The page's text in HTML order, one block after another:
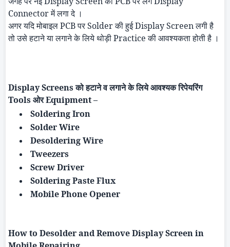
Connectorमें लगा दे ।
अगर यदि मोबाइलPCBपरSolderकी हुईDisplay Screenलगी है
तो उसे हटाने या लगाने के लिये थोड़ीPracticeकी आवश्यकता होती है ।
Display Screensको हटाने व लगाने के लिये आवश्यक रिपेयरिंग
Tools ओरEquipment –
Soldering Iron
Solder Wire
DesolderingWire
Tweezers
Screw Driver
Soldering Paste Flux
Mobile Phone Opener
How to Desolderand Remove Display Screen in